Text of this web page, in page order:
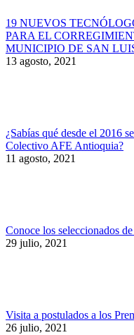
19 NUEVOS
PARA EL
MUNICIPIO DE SAN
13 agosto, 2021
¿Sabías qué desde el 2016
Colectivo AFE Antioquia?
11 agosto, 2021
Conoce los seleccionados
29 julio, 2021
Visita a postulados a los
26 julio, 2021